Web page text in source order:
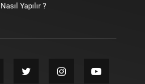
Nasıl Yapılır ?